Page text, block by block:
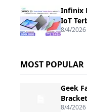
Infinix
IoT
8/4/2026
MOST POPULAR
Geek
8/4/2026